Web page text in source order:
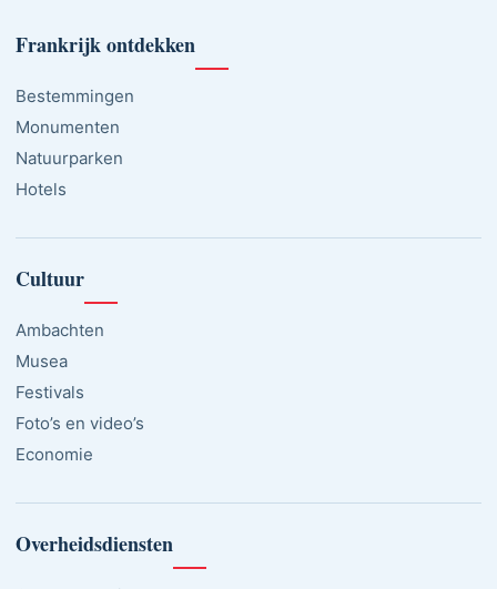
Frankrijk ontdekken
Bestemmingen
Monumenten
Natuurparken
Hotels
Cultuur
Ambachten
Musea
Festivals
Foto’s en video’s
Economie
Overheidsdiensten